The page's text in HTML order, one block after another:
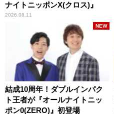
ナイトニッポンX(クロス)』
2026.08.11
結成10周年！ダブルインパク
ト王者が『オールナイトニッ
ポン0(ZERO)』初登場
NEW